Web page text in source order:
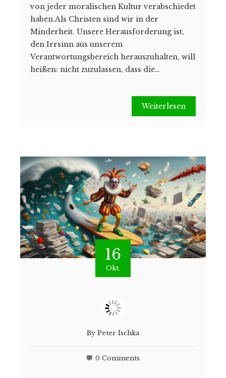
von jeder moralischen Kultur verabschiedet
haben.Als Christen sind wir in der
Minderheit. Unsere Herausforderung ist,
den Irrsinn aus unserem
Verantwortungsbereich herauszuhalten, will
heißen: nicht zuzulassen, dass die…
Weiterlesen
16
Okt.
By Peter Ischka
0 Comments